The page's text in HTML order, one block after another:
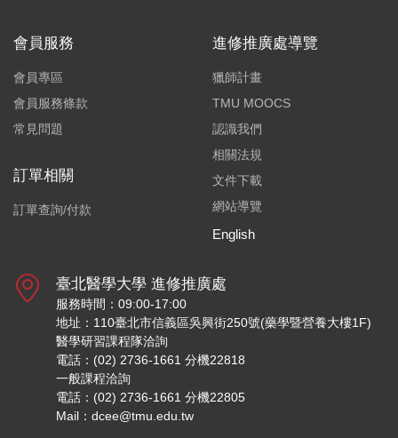
會員服務
會員專區
會員服務條款
常見問題
訂單相關
訂單查詢/付款
進修推廣處導覽
獵師計畫
TMU MOOCS
認識我們
相關法規
文件下載
網站導覽
English
臺北醫學大學 進修推廣處
服務時間：09:00-17:00
地址：110臺北市信義區吳興街250號(藥學暨營養大樓1F)
醫學研習課程隊洽詢
電話：(02) 2736-1661 分機22818
一般課程洽詢
電話：(02) 2736-1661 分機22805
Mail：dcee@tmu.edu.tw